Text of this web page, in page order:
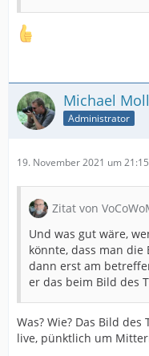
Michael Moll
Administrator
19. November 2021 um 21:15
Zitat von
Und was gut wäre,
könnte, dass man
dann erst am
er das beim Bild des
Was? Wie? Das Bild
live, pünktlich um